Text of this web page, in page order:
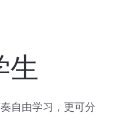
生
自由学习，更可分